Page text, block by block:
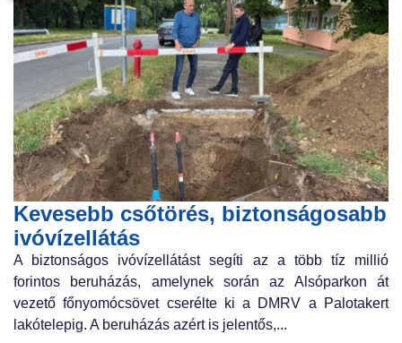
Kevesebb csőtörés, biztonságosabb
ivóvízellátás
A biztonságos ivóvízellátást segíti az a több tíz millió
forintos beruházás, amelynek során az Alsóparkon át
vezető főnyomócsövet cserélte ki a DMRV a Palotakert
lakótelepig. A beruházás azért is jelentős,...